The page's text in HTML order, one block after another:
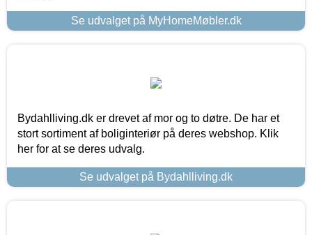
Se udvalget på MyHomeMøbler.dk
Bydahlliving.dk er drevet af mor og to døtre. De har et
stort sortiment af boliginteriør på deres webshop. Klik
her for at se deres udvalg.
Se udvalget på Bydahlliving.dk